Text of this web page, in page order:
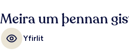
mínútna göngufjarlægð.
Meira um þennan
Yfirlit